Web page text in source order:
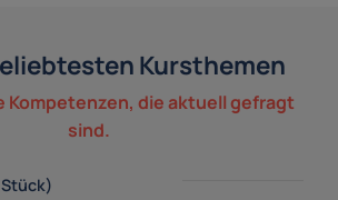
Kursthemen
Kompetenzen, die aktuell gefragt
sind.